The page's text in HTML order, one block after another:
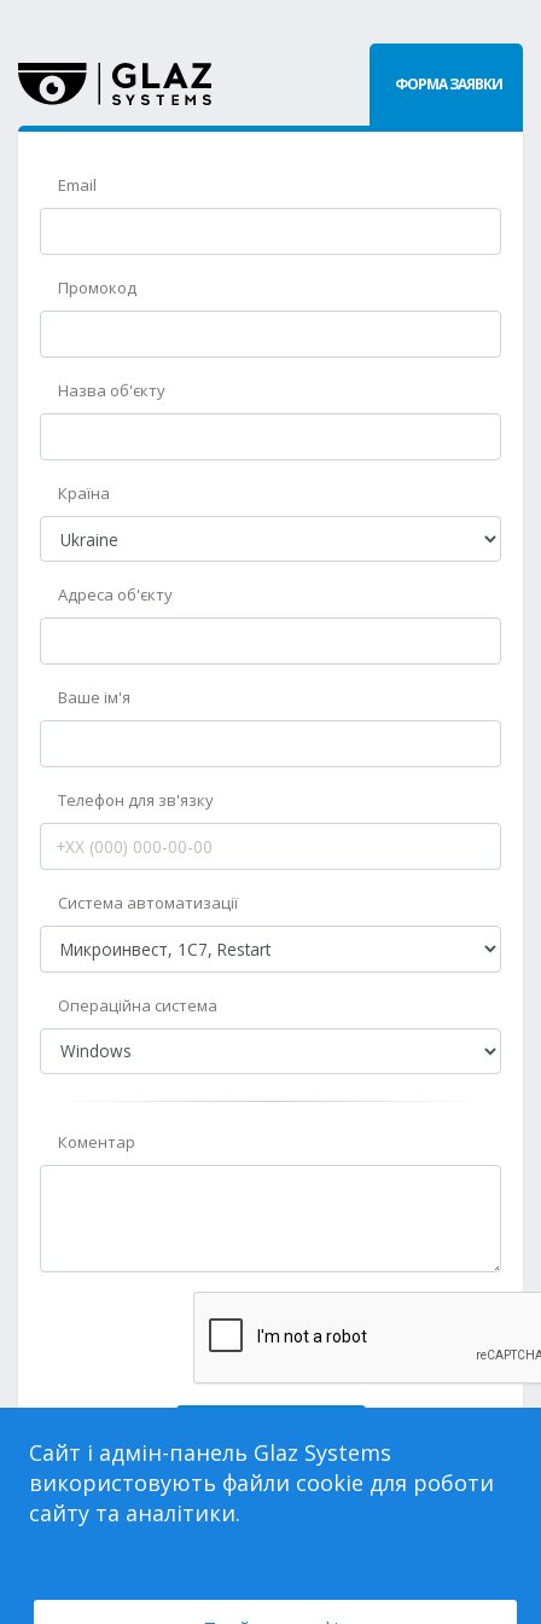
ФОРМА ЗАЯВКИ
Email
Промокод
Назва об'єкту
Країна
Адреса об'єкту
Ваше ім'я
Телефон для зв'язку
Система автоматизації
Операційна система
Коментар
Увійти через
Сайт і адмін-панель Glaz Systems
використовують файли cookie для роботи
сайту та аналітики.